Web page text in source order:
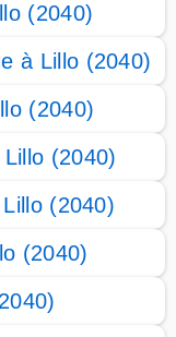
(2040)
à Lillo (2040)
(2040)
(2040)
(2040)
(2040)